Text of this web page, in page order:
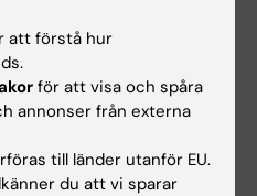
B; Ryd W;
P
JOURNAL OF
1458
cancer in relation to
treatment after
based case-
att förstå hur
för att visa och spåra
annonser från externa
till länder utanför EU.
du att vi sparar